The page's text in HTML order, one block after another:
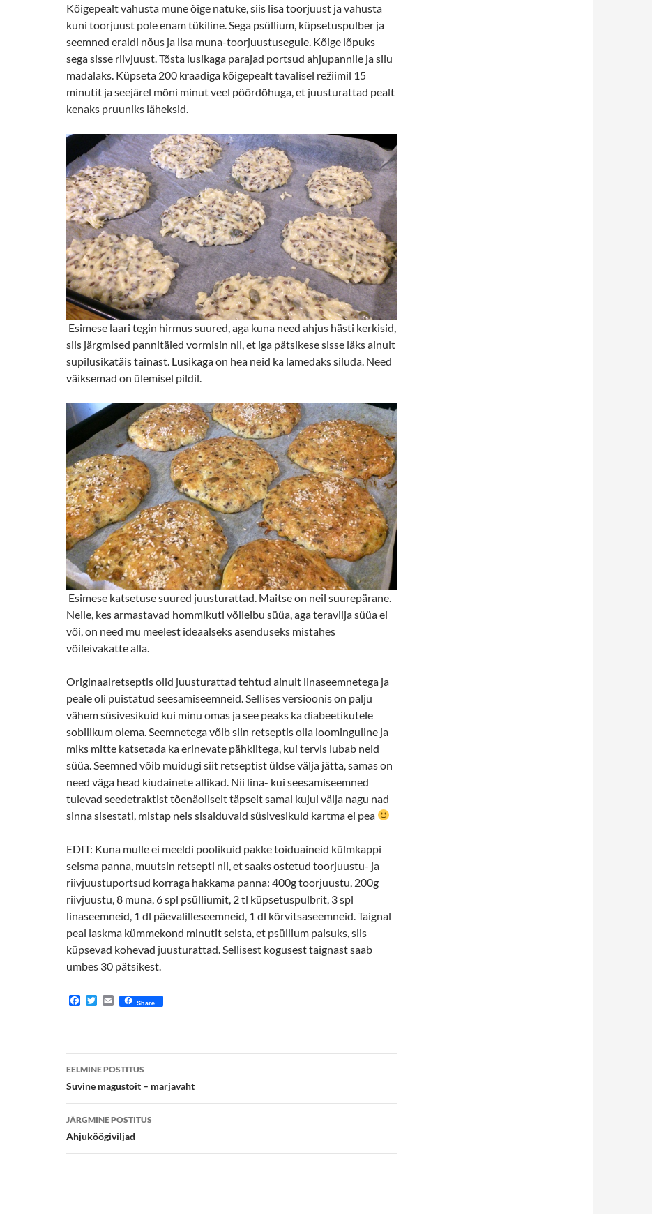
Kõigepealt vahusta mune õige natuke, siis lisa toorjuust ja vahusta
kuni toorjuust pole enam tükiline. Sega psüllium, küpsetuspulber ja
seemned eraldi nõus ja lisa muna-toorjuustusegule. Kõige lõpuks
sega sisse riivjuust. Tõsta lusikaga parajad portsud ahjupannile ja silu
madalaks. Küpseta 200 kraadiga kõigepealt tavalisel režiimil 15
minutit ja seejärel mõni minut veel pöördõhuga, et juusturattad pealt
kenaks pruuniks läheksid.
Esimese laari tegin hirmus suured, aga kuna need ahjus hästi kerkisid,
siis järgmised pannitäied vormisin nii, et iga pätsikese sisse läks ainult
supilusikatäis tainast. Lusikaga on hea neid ka lamedaks siluda. Need
väiksemad on ülemisel pildil.
Esimese katsetuse suured juusturattad. Maitse on neil suurepärane.
Neile, kes armastavad hommikuti võileibu süüa, aga teravilja süüa ei
või, on need mu meelest ideaalseks asenduseks mistahes
võileivakatte alla.
Originaalretseptis olid juusturattad tehtud ainult linaseemnetega ja
peale oli puistatud seesamiseemneid. Sellises versioonis on palju
vähem süsivesikuid kui minu omas ja see peaks ka diabeetikutele
sobilikum olema. Seemnetega võib siin retseptis olla loominguline ja
miks mitte katsetada ka erinevate pähklitega, kui tervis lubab neid
süüa. Seemned võib muidugi siit retseptist üldse välja jätta, samas on
need väga head kiudainete allikad. Nii lina- kui seesamiseemned
tulevad seedetraktist tõenäoliselt täpselt samal kujul välja nagu nad
sinna sisestati, mistap neis sisalduvaid süsivesikuid kartma ei pea
EDIT: Kuna mulle ei meeldi poolikuid pakke toiduaineid külmkappi
seisma panna, muutsin retsepti nii, et saaks ostetud toorjuustu- ja
riivjuustuportsud korraga hakkama panna: 400g toorjuustu, 200g
riivjuustu, 8 muna, 6 spl psülliumit, 2 tl küpsetuspulbrit, 3 spl
linaseemneid, 1 dl päevalilleseemneid, 1 dl kõrvitsaseemneid. Taignal
peal laskma kümmekond minutit seista, et psüllium paisuks, siis
küpsevad kohevad juusturattad. Sellisest kogusest taignast saab
umbes 30 pätsikest.
F
o
o
T
e
r
E
m
Share
Postituste
töölaud
EELMINE POSTITUS
Suvine magustoit – marjavaht
JÄRGMINE POSTITUS
Ahjuköögiviljad